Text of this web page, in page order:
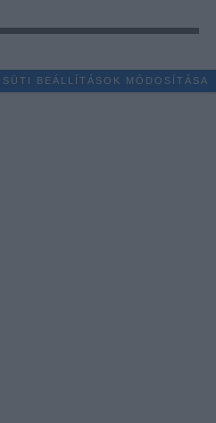
SÜTI BEÁLLÍTÁSOK MÓDOSÍTÁSA